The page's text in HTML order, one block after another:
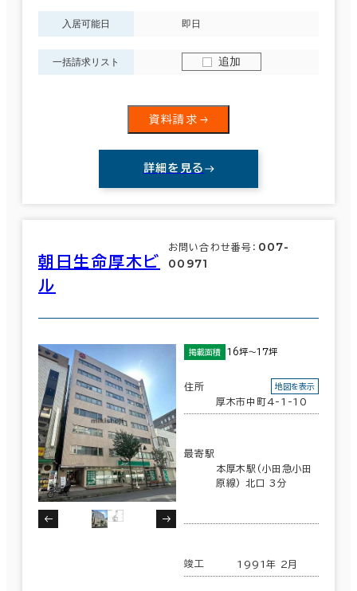
入居可能日 即日
一括請求リスト 追加
資料請求
詳細を見る
朝日生命厚木ビ
ル
お問い合わせ番号： 007-
00971
掲載面積 16坪～17坪
住所
厚木市中町4-1-10
地図を表示
最寄駅
本厚木駅(小田急小田
原線) 北口 3分
竣工 1991年 2月